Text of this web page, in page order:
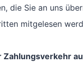
die Sie an uns
mitgelesen